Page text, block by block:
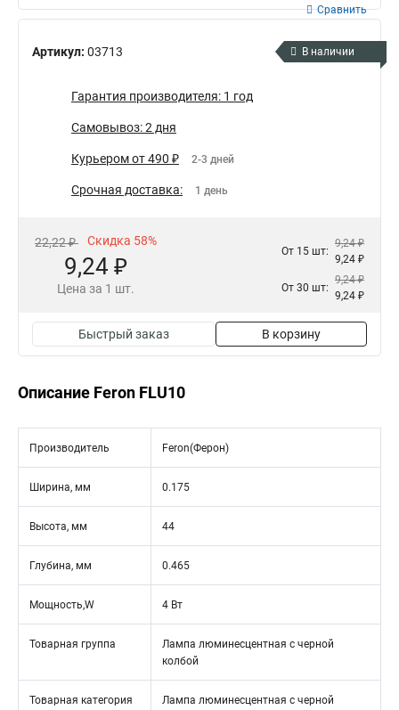
Артикул: 03713
Сравнить
В наличии
Гарантия производителя: 1 год
Самовывоз: 2 дня
Курьером от 490 ₽ 2-3 дней
Срочная доставка: 1 день
22,22 ₽ Скидка 58%
9,24 ₽
Цена за 1 шт.
От 15 шт:
9,24 ₽
9,24 ₽
От 30 шт:
9,24 ₽
9,24 ₽
Быстрый заказ В корзину
Описание Feron FLU10
Производитель Feron(Ферон)
Ширина, мм 0.175
Высота, мм 44
Глубина, мм 0.465
Мощность,W 4 Вт
Товарная группа
Лампа люминесцентная с черной
колбой
Товарная категория
Лампа люминесцентная с черной